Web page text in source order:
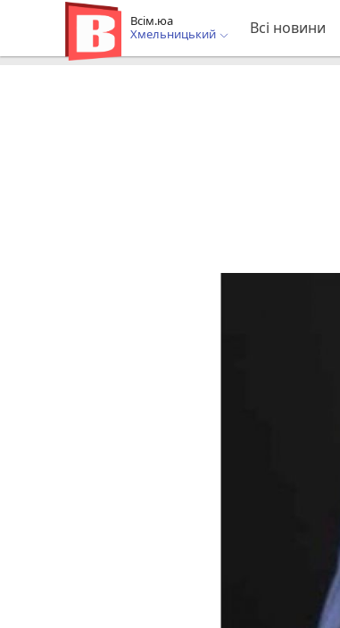
Всім.юа
Хмельницький
Всі новини